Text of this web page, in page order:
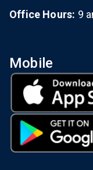
Office Hours: 9
Mobile